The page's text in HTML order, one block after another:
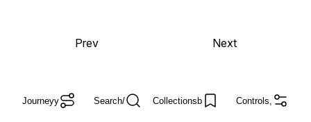
Prev Next
Journeyy Search/ Collectionsb Controls